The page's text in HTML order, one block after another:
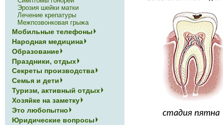
Эрозия шейки матки
Лечение крепатуры
Межпозвонковая грыжа
Мобильные телефоны
Народная медицина
Образование
Праздники, отдых
Секреты производства
Семья и дети
Туризм, активный отдых
Хозяйке на заметку
Это любопытно
Юридические вопросы